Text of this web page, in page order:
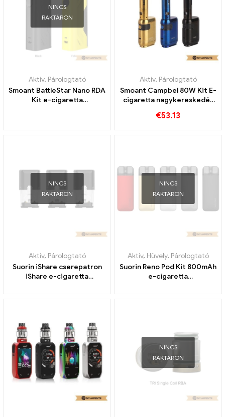
NINCS
RAKTÁRON
Aktív, Párologtató
Smoant BattleStar Nano RDA
Kit e-cigaretta
Aktív, Párologtató
Smoant Campbel 80W Kit E-
cigaretta nagykereskedés
€53.13
NINCS
RAKTÁRON
Aktív, Párologtató
Suorin iShare cserepatron
iShare e-cigaretta
NINCS
RAKTÁRON
Aktív, Hüvely, Párologtató
Suorin Reno Pod Kit 800mAh
e-cigaretta
NINCS
RAKTÁRON